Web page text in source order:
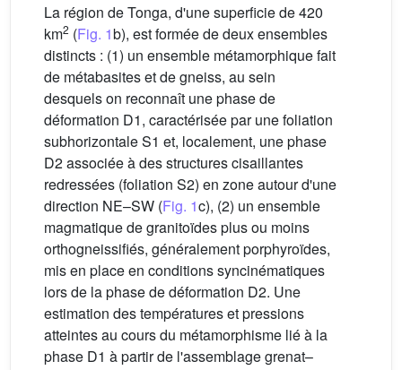
La région de Tonga, d'une superficie de 420
km2 (Fig. 1b), est formée de deux ensembles
distincts : (1) un ensemble métamorphique fait
de métabasites et de gneiss, au sein
desquels on reconnaît une phase de
déformation D1, caractérisée par une foliation
subhorizontale S1 et, localement, une phase
D2 associée à des structures cisaillantes
redressées (foliation S2) en zone autour d'une
direction NE–SW (Fig. 1c), (2) un ensemble
magmatique de granitoïdes plus ou moins
orthogneissifiés, généralement porphyroïdes,
mis en place en conditions syncinématiques
lors de la phase de déformation D2. Une
estimation des températures et pressions
atteintes au cours du métamorphisme lié à la
phase D1 à partir de l'assemblage grenat–